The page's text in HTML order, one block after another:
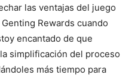
las ventajas del juego
Rewards cuando
encantado de que
simplificación del proceso
más tiempo para